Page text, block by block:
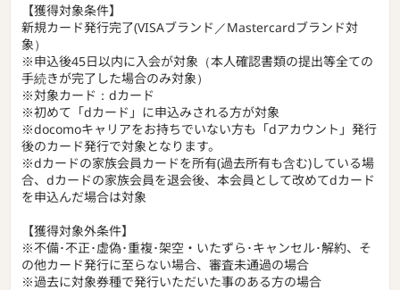
【獲得対象条件】
新規カード発行完了(VISAブランド／Mastercardブランド対
象）
※申込後45日以内に入会が対象（本人確認書類の提出等全ての
手続きが完了した場合のみ対象）
※対象カード：dカード
※初めて「dカード」に申込みされる方が対象
※docomoキャリアをお持ちでいない方も「dアカウント」発行
後のカード発行で対象となります。
※dカードの家族会員カードを所有(過去所有も含む)している場
合、dカードの家族会員を退会後、本会員として改めてdカード
を申込んだ場合は対象
【獲得対象外条件】
※不備･不正･虚偽･重複･架空・いたずら･キャンセル･解約、そ
の他カード発行に至らない場合、審査未通過の場合
※過去に対象券種で発行いただいた事のある方の場合